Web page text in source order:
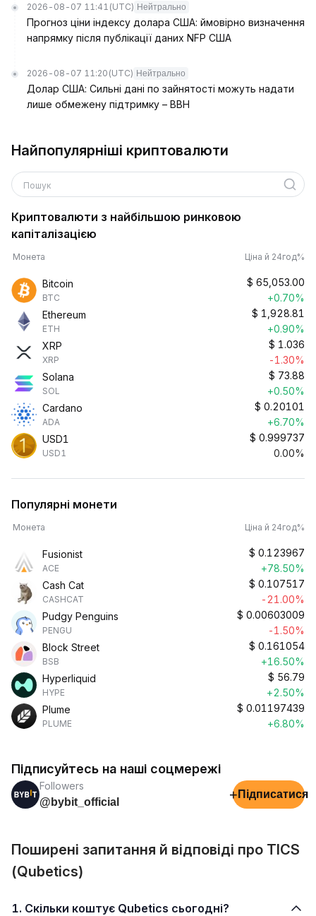
2026-08-07 11:41 (UTC) Нейтрально
Прогноз ціни індексу долара США: ймовірно визначення
напрямку після публікації даних NFP США
2026-08-07 11:20 (UTC) Нейтрально
Долар США: Сильні дані по зайнятості можуть надати
лише обмежену підтримку – BBH
Найпопулярніші криптовалюти
Пошук
Криптовалюти з найбільшою ринковою
капіталізацією
Монета Ціна й 24год%
Bitcoin
BTC
$ 65,053.00
+0.70%
Ethereum
ETH
$ 1,928.81
+0.90%
XRP
XRP
$ 1.036
-1.30%
Solana
SOL
$ 73.88
+0.50%
Cardano
ADA
$ 0.20101
+6.70%
USD1
USD1
$ 0.999737
0.00%
Популярні монети
Монета Ціна й 24год%
Fusionist
ACE
$ 0.123967
+78.50%
Cash Cat
CASHCAT
$ 0.107517
-21.00%
Pudgy Penguins
PENGU
$ 0.00603009
-1.50%
Block Street
BSB
$ 0.161054
+16.50%
Hyperliquid
HYPE
$ 56.79
+2.50%
Plume
PLUME
$ 0.01197439
+6.80%
Підписуйтесь на наші соцмережі
Followers
@bybit_official
+ Підписатися
Поширені запитання й відповіді про TICS
(Qubetics)
1. Скільки коштує Qubetics сьогодні?